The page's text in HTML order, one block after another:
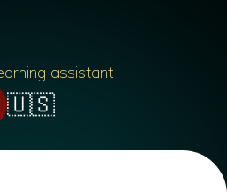
assistant
🇺🇸